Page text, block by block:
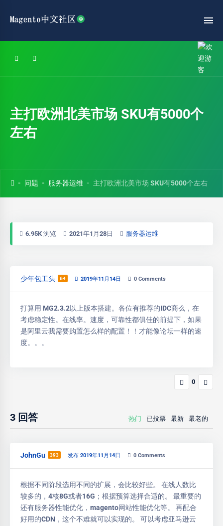
主打欧洲北美市场 SKU有5000个
左右
问题 服务器运维 主打欧洲北美市场 SKU有5000个左右
6.95K 浏览 2021年1月28日 服务器运维
少年包工头 64 2019年11月14日 0 Comments
打算用 MG2.3.2以上版本搭建。各位有推荐的IDC商么，在
考虑稳定性。在线率。速度，可靠性都俱佳的前提下，如果
是阿里云我需要购置怎么样的配置！！才能像论坛一样的速
度。。。
0
3 回答 热门 已投票 最新 最老的
JohnGu 393 发布 2019年11月14日 0 Comments
根据不同阶段选用不同的扩展，会比较好些。 在线人数比
较多的，4核8G或者16G；根据预算选择合适的。 最重要的
还有服务器性能优化，magento网站性能优化等。 再配合
好用的CDN，这个不难就可以实现的。 可以考虑亚马逊云